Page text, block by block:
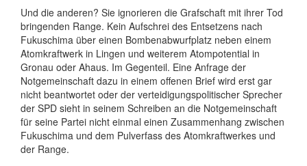
Und die anderen? Sie ignorieren die Grafschaft mit ihrer Tod
bringenden Range. Kein Aufschrei des Entsetzens nach
Fukuschima über einen Bombenabwurfplatz neben einem
Atomkraftwerk in Lingen und weiterem Atompotential in
Gronau oder Ahaus. Im Gegenteil. Eine Anfrage der
Notgemeinschaft dazu in einem offenen Brief wird erst gar
nicht beantwortet oder der verteidigungspolitischer Sprecher
der SPD sieht in seinem Schreiben an die Notgemeinschaft
für seine Partei nicht einmal einen Zusammenhang zwischen
Fukuschima und dem Pulverfass des Atomkraftwerkes und
der Range.